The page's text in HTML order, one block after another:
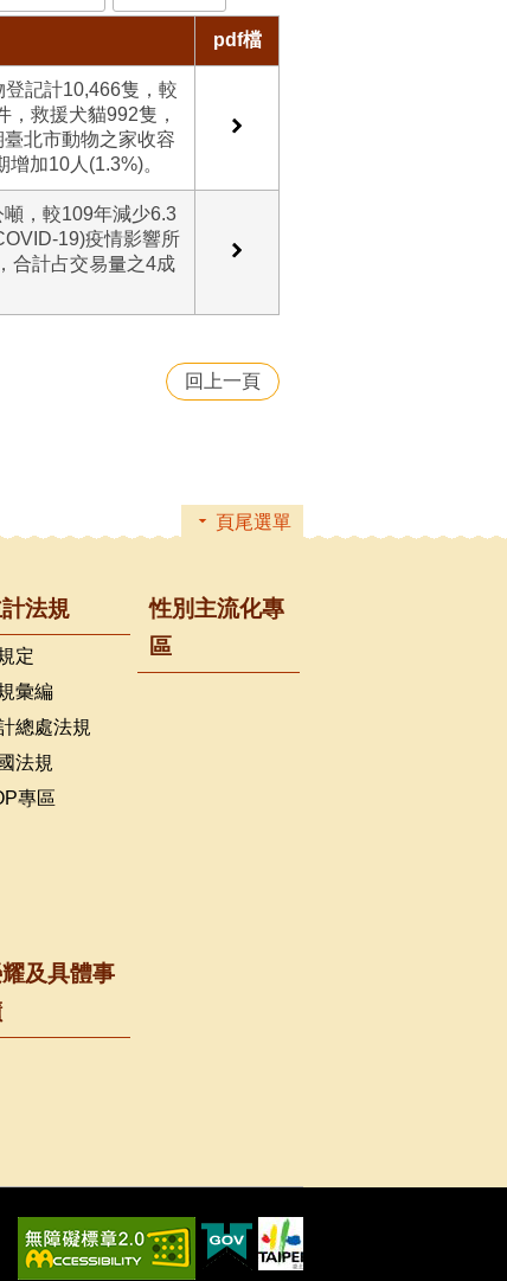
pdf檔
記計10,466隻，較
，救援犬貓992隻，
北市動物之家收容
加10人(1.3%)。
，較109年減少6.3
19)疫情影響所
合計占交易量之4成
回上一頁
頁尾選單
法規
定
彙編
總處法規
法規
專區
性別主流化專
區
及具體事